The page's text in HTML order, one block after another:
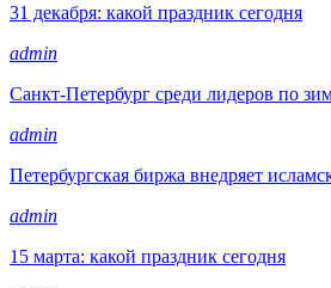
31 декабря: какой праздник сегодня
admin
Санкт-Петербург среди лидеров по
admin
Петербургская биржа внедряет
admin
15 марта: какой праздник сегодня